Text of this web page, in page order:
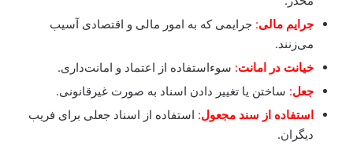
جرایم مالی: جرایمی که به امور مالی و اقتصادی آسیب
می‌زنند.
خیانت در امانت: سوءاستفاده از اعتماد و امانت‌داری.
جعل: ساختن یا تغییر دادن اسناد به صورت غیرقانونی.
استفاده از سند مجعول: استفاده از اسناد جعلی برای فریب
دیگران.